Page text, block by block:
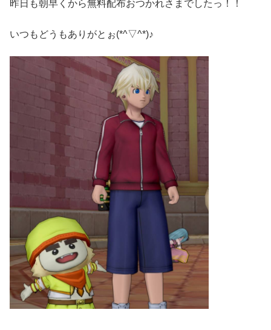
昨日も朝早くから無料配布おつかれさまでしたっ！！
いつもどうもありがとぉ(*^▽^*)♪